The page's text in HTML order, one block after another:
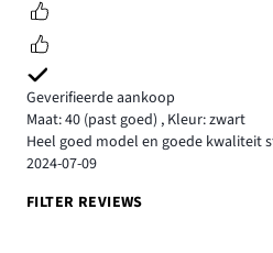
Geverifieerde aankoop
Maat: 40 (past goed) , Kleur: zwart
Heel goed model en goede kwaliteit
2024-07-09
FILTER REVIEWS